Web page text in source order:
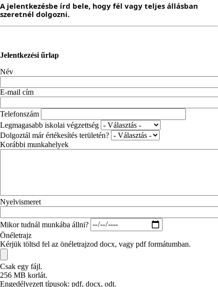
A jelentkezésbe írd bele, hogy fél vagy teljes állásban
szeretnél dolgozni.
Jelentkezési űrlap
Név
E-mail cím
Telefonszám
Legmagasabb iskolai végzettség
Dolgoztál már értékesítés területén?
Korábbi munkahelyek
Nyelvismeret
Mikor tudnál munkába állni?
Önéletrajz
Kérjük töltsd fel az önéletrajzod docx, vagy pdf formátumban.
Csak egy fájl.
256 MB korlát.
Engedélyezett típusok: pdf, docx, odt.